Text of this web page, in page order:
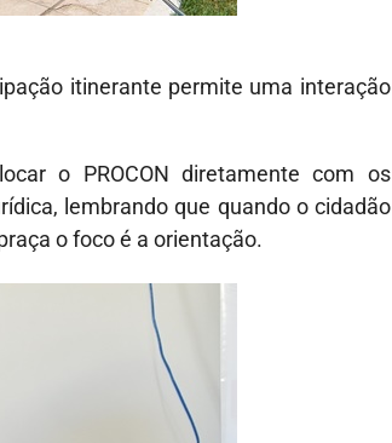
itinerante permite uma interação
o PROCON diretamente com os
lembrando que quando o cidadão
o foco é a orientação.